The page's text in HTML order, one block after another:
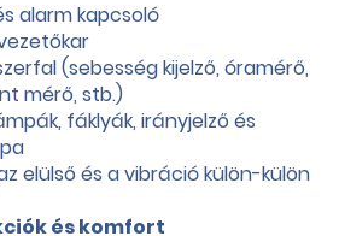
alarm kapcsoló
(sebesség kijelző, óramérő,
mérő, stb.)
fáklyák, irányjelző és
elülső és a vibráció külön-külön
és komfort